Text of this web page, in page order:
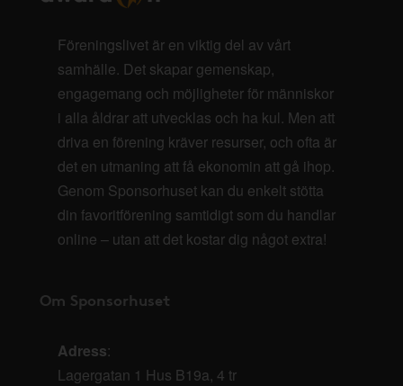
Föreningslivet är en viktig del av vårt
samhälle. Det skapar gemenskap,
engagemang och möjligheter för människor
i alla åldrar att utvecklas och ha kul. Men att
driva en förening kräver resurser, och ofta är
det en utmaning att få ekonomin att gå ihop.
Genom Sponsorhuset kan du enkelt stötta
din favoritförening samtidigt som du handlar
online – utan att det kostar dig något extra!
Om Sponsorhuset
Adress:
Lagergatan 1 Hus B19a, 4 tr